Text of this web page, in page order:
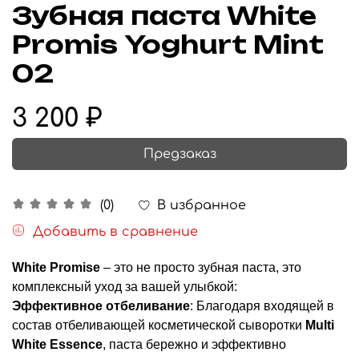
Зубная паста White
Promis Yoghurt Mint
02
(0)
В избранное
Добавить в сравнение
3 200 ₽
Предзаказ
White Promise – это не просто зубная паста, это
комплексный уход за вашей улыбкой:
Эффективное отбеливание: Благодаря входящей в
состав отбеливающей косметической сыворотки Multi
White Essence, паста бережно и эффективно